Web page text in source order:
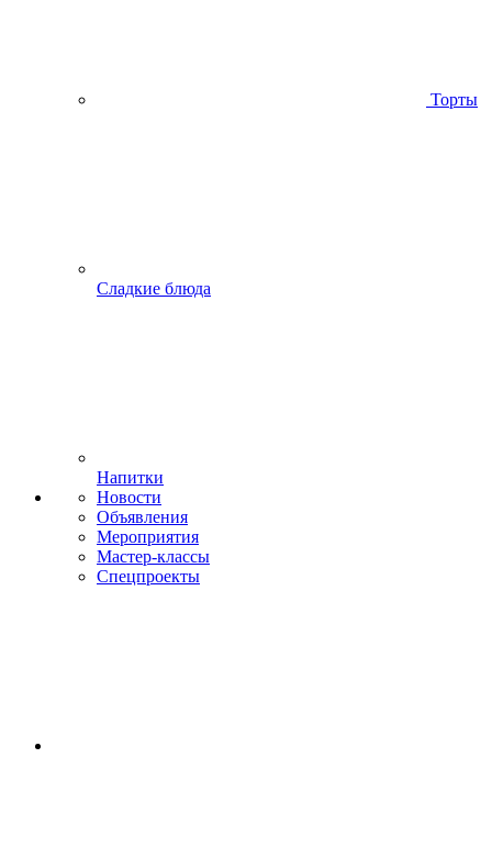
Торты
Сладкие блюда
Напитки
Новости
Объявления
Мероприятия
Мастер-классы
Спецпроекты